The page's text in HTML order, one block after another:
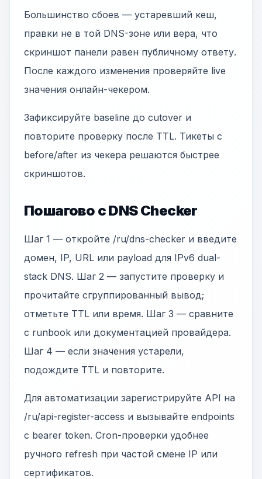
Большинство сбоев — устаревший кеш,
правки не в той DNS-зоне или вера, что
скриншот панели равен публичному ответу.
После каждого изменения проверяйте live
значения онлайн-чекером.
Зафиксируйте baseline до cutover и
повторите проверку после TTL. Тикеты с
before/after из чекера решаются быстрее
скриншотов.
Пошагово с DNS Checker
Шаг 1 — откройте /ru/dns-checker и введите
домен, IP, URL или payload для IPv6 dual-
stack DNS. Шаг 2 — запустите проверку и
прочитайте сгруппированный вывод;
отметьте TTL или время. Шаг 3 — сравните
с runbook или документацией провайдера.
Шаг 4 — если значения устарели,
подождите TTL и повторите.
Для автоматизации зарегистрируйте API на
/ru/api-register-access и вызывайте endpoints
с bearer token. Cron-проверки удобнее
ручного refresh при частой смене IP или
сертификатов.